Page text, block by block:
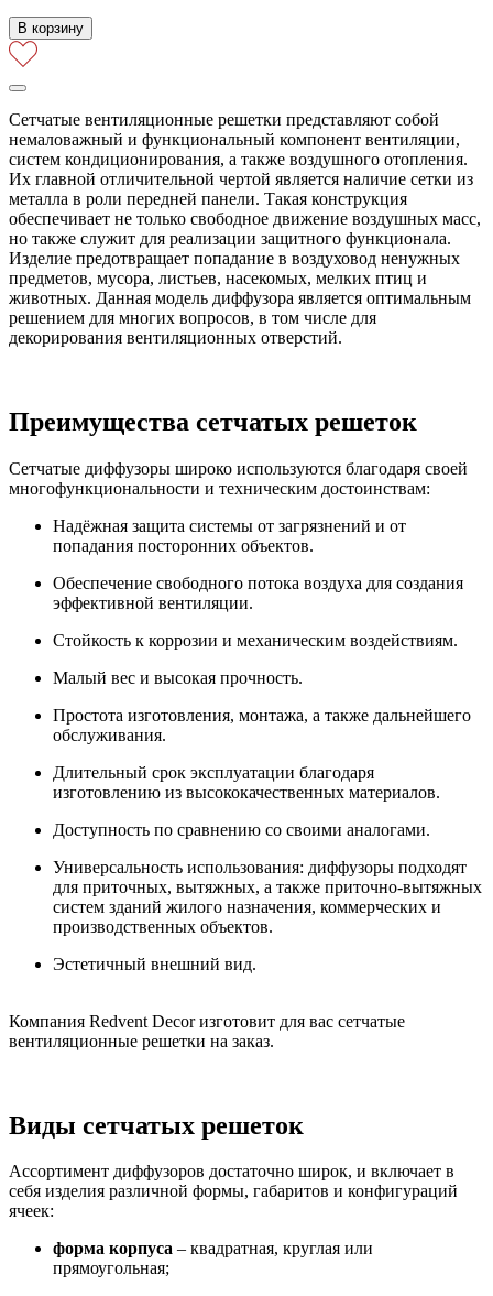
В корзину
Сетчатые вентиляционные решетки представляют собой
немаловажный и функциональный компонент вентиляции,
систем кондиционирования, а также воздушного отопления.
Их главной отличительной чертой является наличие сетки из
металла в роли передней панели. Такая конструкция
обеспечивает не только свободное движение воздушных масс,
но также служит для реализации защитного функционала.
Изделие предотвращает попадание в воздуховод ненужных
предметов, мусора, листьев, насекомых, мелких птиц и
животных. Данная модель диффузора является оптимальным
решением для многих вопросов, в том числе для
декорирования вентиляционных отверстий.
Преимущества сетчатых решеток
Сетчатые диффузоры широко используются благодаря своей
многофункциональности и техническим достоинствам:
Надёжная защита системы от загрязнений и от
попадания посторонних объектов.
Обеспечение свободного потока воздуха для создания
эффективной вентиляции.
Стойкость к коррозии и механическим воздействиям.
Малый вес и высокая прочность.
Простота изготовления, монтажа, а также дальнейшего
обслуживания.
Длительный срок эксплуатации благодаря
изготовлению из высококачественных материалов.
Доступность по сравнению со своими аналогами.
Универсальность использования: диффузоры подходят
для приточных, вытяжных, а также приточно-вытяжных
систем зданий жилого назначения, коммерческих и
производственных объектов.
Эстетичный внешний вид.
Компания Redvent Decor изготовит для вас сетчатые
вентиляционные решетки на заказ.
Виды сетчатых решеток
Ассортимент диффузоров достаточно широк, и включает в
себя изделия различной формы, габаритов и конфигураций
ячеек:
форма корпуса – квадратная, круглая или
прямоугольная;